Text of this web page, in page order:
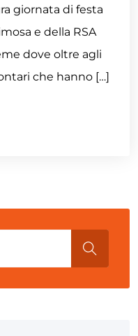
giornata di festa
e della RSA
dove oltre agli
che hanno […]